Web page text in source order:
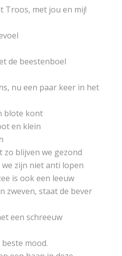
Troos, met jou en mij!
de beestenboel
nu een paar keer in het
blote kont
en klein
zo blijven we gezond
zijn niet anti lopen
is ook een leeuw
zweven, staat de bever
een schreeuw
beste mood.